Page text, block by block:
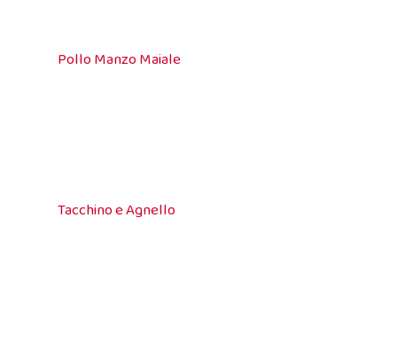
Pollo Manzo Maiale
Tacchino e Agnello